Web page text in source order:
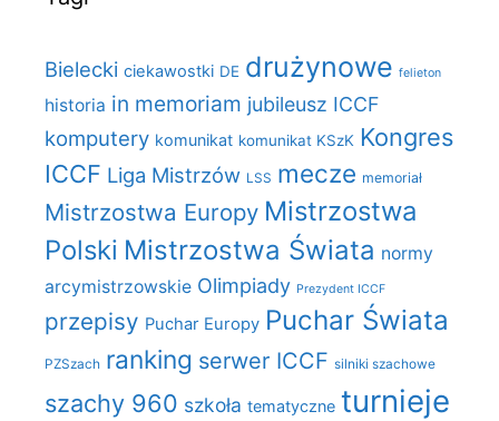
Bielecki ciekawostki DE drużynowe felieton
historia in memoriam jubileusz ICCF
komputery komunikat komunikat KSzK Kongres
ICCF Liga Mistrzów LSS mecze memoriał
Mistrzostwa Europy Mistrzostwa
Polski Mistrzostwa Świata normy
arcymistrzowskie Olimpiady Prezydent ICCF
przepisy Puchar Europy Puchar Świata
PZSzach ranking serwer ICCF silniki szachowe
szachy 960 szkoła tematyczne turnieje